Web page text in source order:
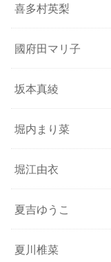
喜多村英梨
國府田マリ子
坂本真綾
堀内まり菜
堀江由衣
夏吉ゆうこ
夏川椎菜